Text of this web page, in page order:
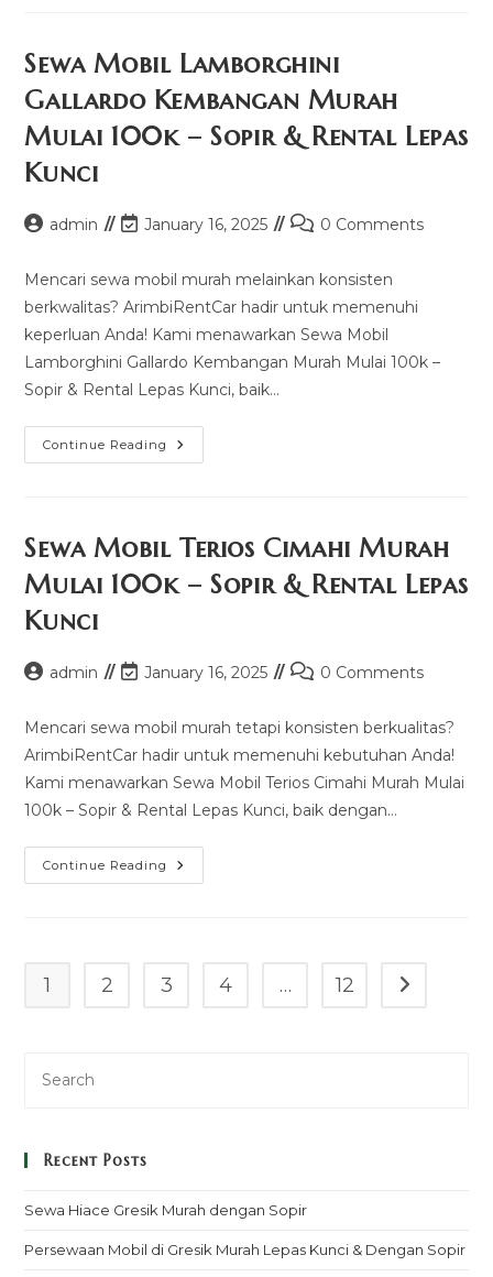
100k
–
&
Rental
Lepas
Kunci
Sewa Mobil Lamborghini
Gallardo Kembangan Murah
Mulai 100k – Sopir & Rental Lepas
Kunci
Postadmin
Post
modified:
January 16, 2025
Post0 Comments
Mencari sewa mobil murah melainkan konsisten
berkwalitas? ArimbiRentCar hadir untuk memenuhi
keperluan Anda! Kami menawarkan Sewa Mobil
Lamborghini Gallardo Kembangan Murah Mulai 100k –
Sopir & Rental Lepas Kunci, baik…
Continue Reading Sewa
Mobil
Mulai
100k
Sopir
&
Sewa Mobil Terios Cimahi Murah
Mulai 100k – Sopir & Rental Lepas
Kunci
Postadmin
Post
modified:
January 16, 2025
Post0 Comments
Mencari sewa mobil murah tetapi konsisten berkualitas?
ArimbiRentCar hadir untuk memenuhi kebutuhan Anda!
Kami menawarkan Sewa Mobil Terios Cimahi Murah Mulai
100k – Sopir & Rental Lepas Kunci, baik dengan…
Continue Reading Sewa
Mobil
–
Sopir
1 2 3 4 … 12 Go to the
Recent Posts
Sewa Hiace Gresik Murah dengan Sopir
Persewaan Mobil di Gresik Murah Lepas Kunci & Dengan Sopir